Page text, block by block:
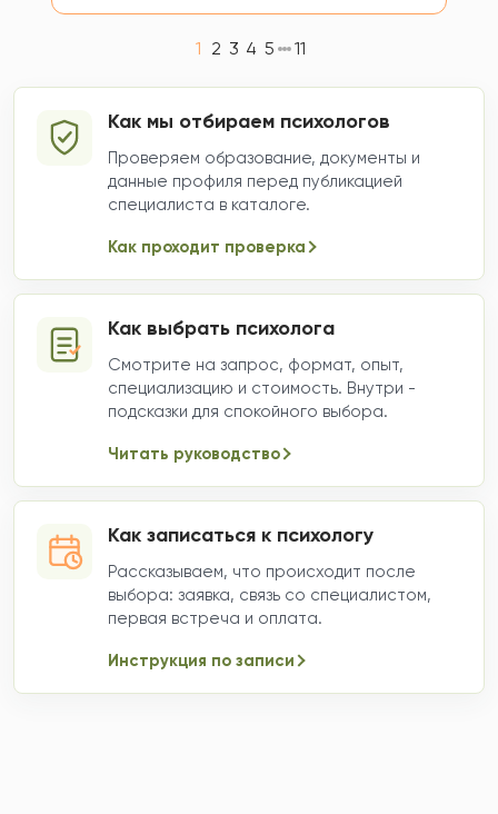
1 2 3 4 5 11
Как мы отбираем психологов
Проверяем образование, документы и
данные профиля перед публикацией
специалиста в каталоге.
Как проходит проверка
Как выбрать психолога
Смотрите на запрос, формат, опыт,
специализацию и стоимость. Внутри -
подсказки для спокойного выбора.
Читать руководство
Как записаться к психологу
Рассказываем, что происходит после
выбора: заявка, связь со специалистом,
первая встреча и оплата.
Инструкция по записи